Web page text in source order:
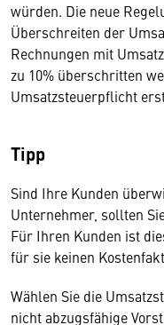
würden. Die neue
Überschreiten der
Rechnungen mit
zu 10% überschritten
Umsatzsteuerpflicht
Tipp
Sind Ihre Kunden
Unternehmer, sollten
Für Ihren Kunden ist
für sie keinen
Wählen Sie die
nicht abzugsfähige